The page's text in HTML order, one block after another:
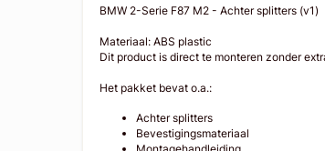
BMW 2-Serie F87 M2 - Achter splitters (v1)
Materiaal: ABS plastic
Dit product is direct te monteren zonder
Het pakket bevat o.a.:
Achter splitters
Bevestigingsmateriaal